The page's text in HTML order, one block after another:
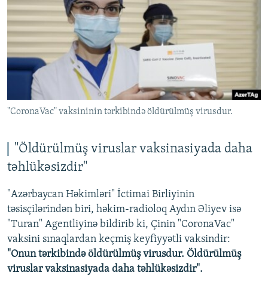
"CoronaVac" vaksininin tərkibində öldürülmüş virusdur.
"Öldürülmüş viruslar vaksinasiyada daha
təhlükəsizdir"
"Azərbaycan Həkimləri" İctimai Birliyinin
təsisçilərindən biri, həkim-radioloq Aydın Əliyev isə
"Turan" Agentliyinə bildirib ki, Çinin "CoronaVac"
vaksini sınaqlardan keçmiş keyfiyyətli vaksindir:
"Onun tərkibində öldürülmüş virusdur. Öldürülmüş
viruslar vaksinasiyada daha təhlükəsizdir".